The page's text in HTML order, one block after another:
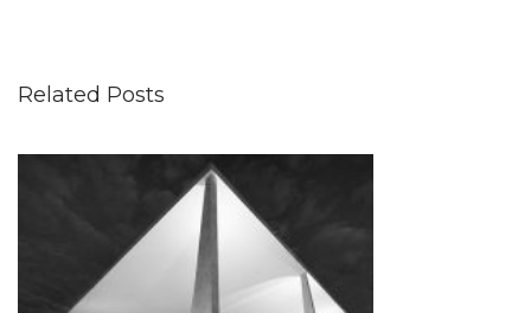
A
Related Posts